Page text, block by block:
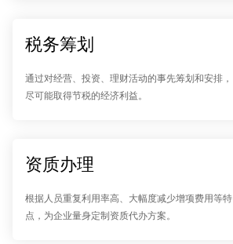
税务筹划
通过对经营、投资、理财活动的事先筹划和安排，
尽可能取得节税的经济利益。
资质办理
根据人员重复利用率高、大幅度减少增项费用等特
点，为企业量身定制资质代办方案。